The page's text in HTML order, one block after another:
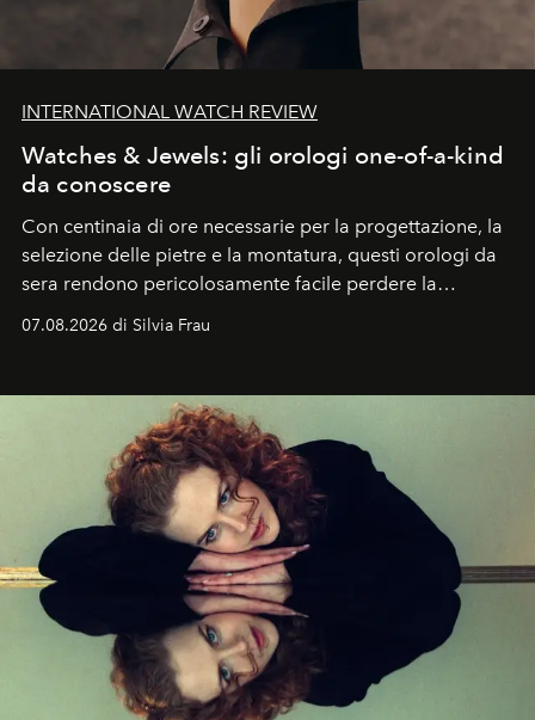
INTERNATIONAL WATCH REVIEW
Watches & Jewels: gli orologi one-of-a-kind
da conoscere
Con centinaia di ore necessarie per la progettazione, la
selezione delle pietre e la montatura, questi orologi da
sera rendono pericolosamente facile perdere la
07.08.2026 di Silvia Frau